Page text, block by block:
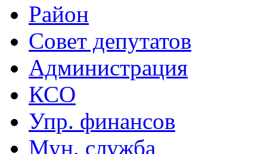
Район
Совет депутатов
Администрация
КСО
Упр. финансов
Мун. служба